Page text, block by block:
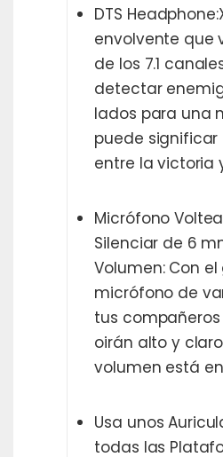
DTS
envolvente que
de los 7.1
detectar
lados para una
puede
entre la victoria
Micrófono
Silenciar de 6
Volumen: Con el
micrófono de
tus
oirán alto y
volumen está
Usa unos
todas las